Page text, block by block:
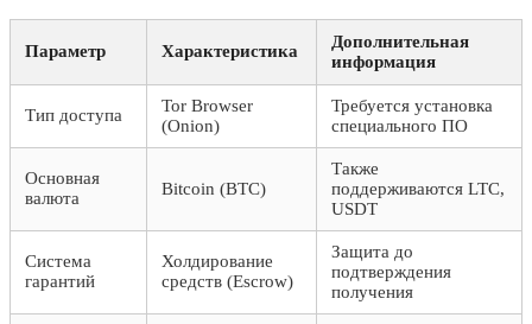
Параметр Характеристика
Дополнительная
информация
Тип доступа
Tor Browser
(Onion)
Требуется установка
специального ПО
Основная
валюта
Bitcoin (BTC)
Также
поддерживаются LTC,
USDT
Система
гарантий
Холдирование
средств (Escrow)
Защита до
подтверждения
получения